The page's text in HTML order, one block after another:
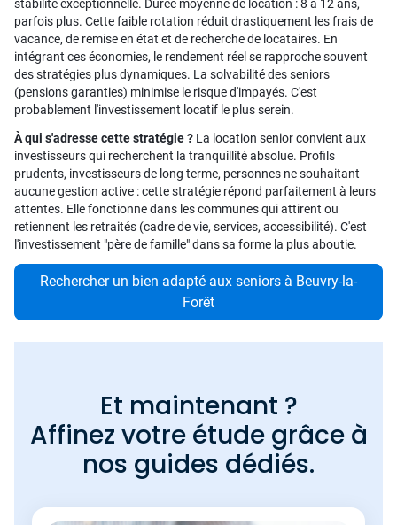
stabilité exceptionnelle. Durée moyenne de location : 8 à 12 ans,
parfois plus. Cette faible rotation réduit drastiquement les frais de
vacance, de remise en état et de recherche de locataires. En
intégrant ces économies, le rendement réel se rapproche souvent
des stratégies plus dynamiques. La solvabilité des seniors
(pensions garanties) minimise le risque d'impayés. C'est
probablement l'investissement locatif le plus serein.
À qui s'adresse cette stratégie ? La location senior convient aux
investisseurs qui recherchent la tranquillité absolue. Profils
prudents, investisseurs de long terme, personnes ne souhaitant
aucune gestion active : cette stratégie répond parfaitement à leurs
attentes. Elle fonctionne dans les communes qui attirent ou
retiennent les retraités (cadre de vie, services, accessibilité). C'est
l'investissement "père de famille" dans sa forme la plus aboutie.
Rechercher un bien adapté aux seniors à Beuvry-la-
Forêt
Et maintenant ?
Affinez votre étude grâce à
nos guides dédiés.